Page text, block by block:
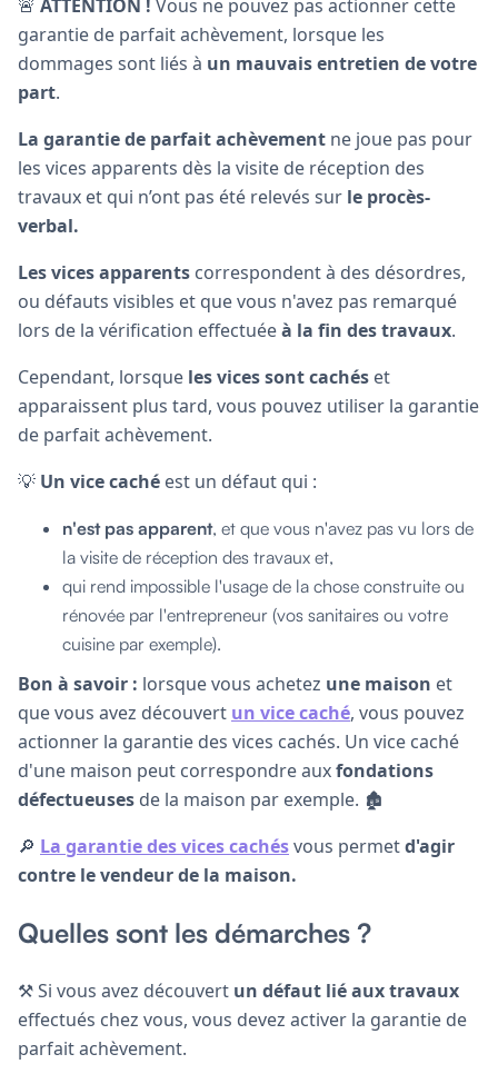
🚨 ATTENTION ! Vous ne pouvez pas actionner cette
garantie de parfait achèvement, lorsque les
dommages sont liés à un mauvais entretien de votre
part.
La garantie de parfait achèvement ne joue pas pour
les vices apparents dès la visite de réception des
travaux et qui n’ont pas été relevés sur le procès-
verbal.
Les vices apparents correspondent à des désordres,
ou défauts visibles et que vous n'avez pas remarqué
lors de la vérification effectuéeà la fin des travaux.
Cependant, lorsque les vices sont cachés et
apparaissent plus tard, vous pouvez utiliser la garantie
de parfait achèvement.
💡 Un vice caché est un défaut qui :
n'est pas apparent, et que vous n'avez pas vu lors de
la visite de réception des travaux et,
qui rend impossible l'usage de la chose construite ou
rénovée par l'entrepreneur (vos sanitaires ou votre
cuisine par exemple).
Bon à savoir : lorsque vous achetez une maison et
que vous avez découvert un vice caché, vous pouvez
actionner la garantie des vices cachés. Un vice caché
d'une maison peut correspondre auxfondations
défectueuses de la maison par exemple. 🏚️
🔎 La garantie des vices cachésvous permetd'agir
contre le vendeur de la maison.
Quelles sont les démarches ?
⚒ Si vous avez découvert un défaut lié aux travaux
effectués chez vous, vous devez activer la garantie de
parfait achèvement.